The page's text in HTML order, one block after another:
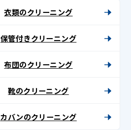
衣類のクリーニング
保管付きクリーニング
布団のクリーニング
靴のクリーニング
カバンのクリーニング